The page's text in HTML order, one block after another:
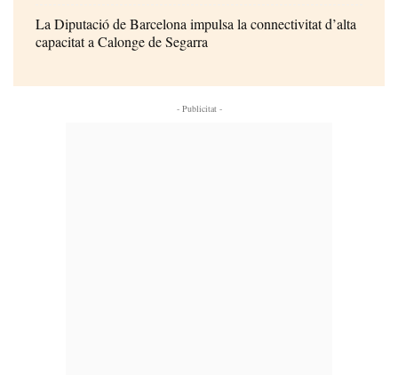
La Diputació de Barcelona impulsa la connectivitat d’alta
capacitat a Calonge de Segarra
- Publicitat -